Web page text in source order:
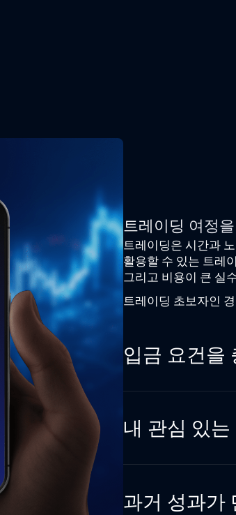
트레이딩 여정
트레이딩은 시간과
활용할 수 있는 트레
그리고 비용이 큰 실
트레이딩 초보자인
입금 요건을
내 관심 있
과거 성과가